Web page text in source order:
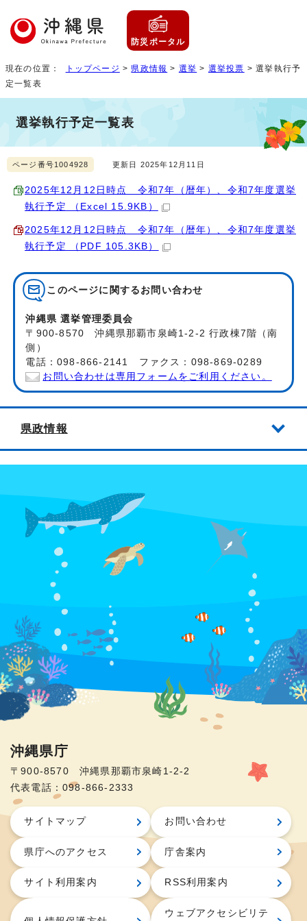
防災ポータル
現在の位置： トップページ > 県政情報 > 選挙 > 選挙投票 > 選挙執行予
定一覧表
選挙執行予定一覧表
ページ番号1004928 更新日 2025年12月11日
2025年12月12日時点 令和7年（暦年）、令和7年度選挙
執行予定 （Excel 15.9KB）
2025年12月12日時点 令和7年（暦年）、令和7年度選挙
執行予定 （PDF 105.3KB）
このページに関する お問い合わせ
沖縄県 選挙管理委員会
〒900-8570 沖縄県那覇市泉崎1-2-2 行政棟7階（南
側）
電話：098-866-2141 ファクス：098-869-0289
お問い合わせは専用フォームをご利用ください。
県政情報
沖縄県庁
〒900-8570 沖縄県那覇市泉崎1-2-2
代表電話：098-866-2333
サイトマップ お問い合わせ
県庁へのアクセス 庁舎案内
サイト利用案内 RSS利用案内
ウェブアクセシビリテ